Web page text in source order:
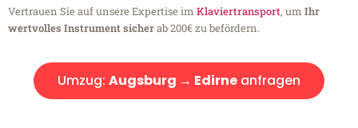
Vertrauen Sie auf unsere Expertise im Klaviertransport, um Ihr
wertvolles Instrument sicherab 200€ zu befördern.
Umzug: Augsburg → Edirne anfragen